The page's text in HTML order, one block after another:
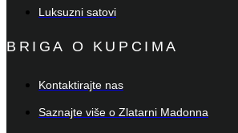
Luksuzni satovi
BRIGA O KUPCIMA
Kontaktirajte nas
Saznajte više o Zlatarni Madonna